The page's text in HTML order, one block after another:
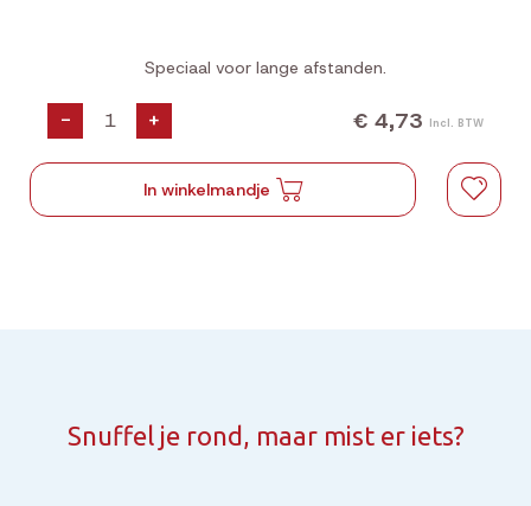
Speciaal voor lange afstanden.
- + € 4,73 Incl. BTW
In winkelmandje
Snuffel je rond, maar mist er iets?